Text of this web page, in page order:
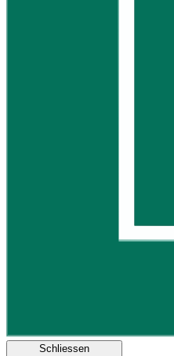
Schliessen